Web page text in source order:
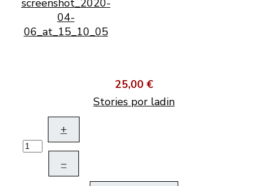
25,00 €
Stories por ladin
+
–